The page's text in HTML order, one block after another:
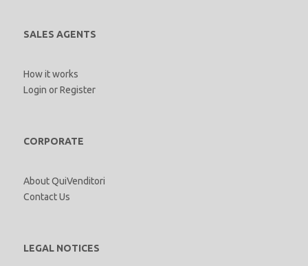
SALES AGENTS
How it works
Login orRegister
CORPORATE
About QuiVenditori
Contact Us
LEGAL NOTICES